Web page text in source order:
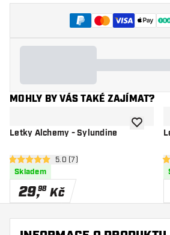
MOHLY BY VÁS TAKÉ ZAJÍMAT?
Letky Alchemy - Sylundine
otevřít panel recenzí
5 hodnoticí hvězdičky
5.0 (7)
Skladem
29,98 Kč
Přidat do